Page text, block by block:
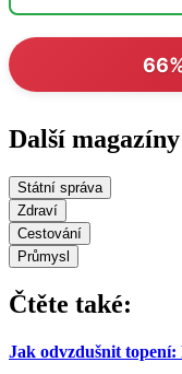
Další magazíny
Státní správa
Zdraví
Cestování
Průmysl
Čtěte také:
Jak odvzdušnit topení: